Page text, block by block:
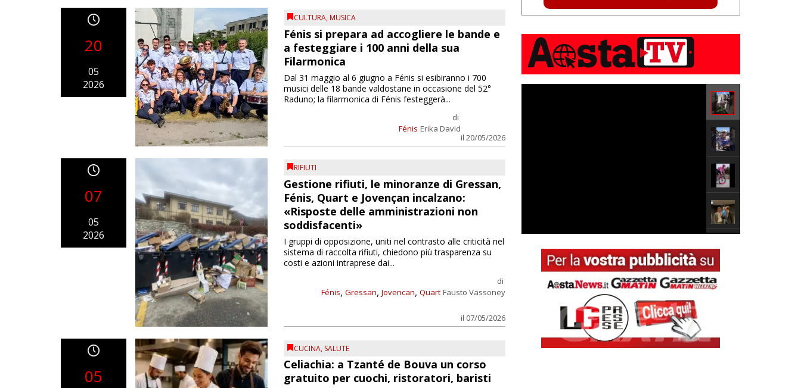
20
05
2026
CULTURA, MUSICA
Fénis si prepara ad accogliere le bande e
a festeggiare i 100 anni della sua
Filarmonica
Fénis
di
Erika David
il 20/05/2026
Dal 31 maggio al 6 giugno a Fénis si esibiranno i 700
musici delle 18 bande valdostane in occasione del 52°
Raduno; la filarmonica di Fénis festeggerà...
07
05
2026
RIFIUTI
Gestione rifiuti, le minoranze di Gressan,
Fénis, Quart e Jovençan incalzano:
«Risposte delle amministrazioni non
soddisfacenti»
Fénis, Gressan, Jovencan, Quart
di
Fausto Vassoney
il 07/05/2026
I gruppi di opposizione, uniti nel contrasto alle criticità nel
sistema di raccolta rifiuti, chiedono più trasparenza su
costi e azioni intraprese dai...
05
CUCINA, SALUTE
Celiachia: a Tzanté de Bouva un corso
gratuito per cuochi, ristoratori, baristi